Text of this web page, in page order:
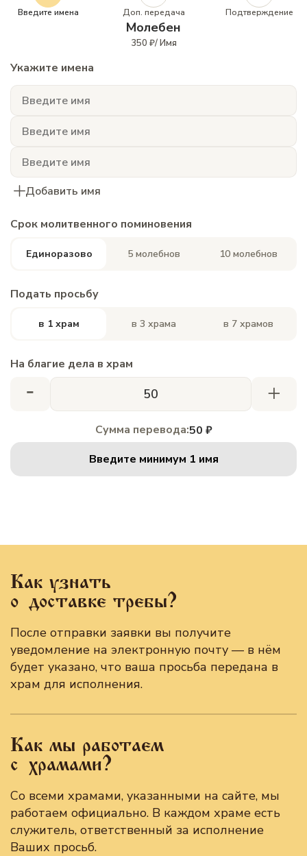
Введите имена Доп. передача Подтверждение
Молебен
350 ₽/ Имя
Укажите имена
Добавить имя
Срок молитвенного поминовения
Единоразово 5 молебнов 10 молебнов
Подать просьбу
в 1 храм в 3 храма в 7 храмов
На благие дела в храм
- +
Сумма перевода:50 ₽
Введите минимум 1 имя
Как узнать
о доставке требы?
После отправки заявки вы получите
уведомление на электронную почту — в нём
будет указано, что ваша просьба передана в
храм для исполнения.
Как мы работаем
с храмами?
Со всеми храмами, указанными на сайте, мы
работаем официально. В каждом храме есть
служитель, ответственный за исполнение
Ваших просьб.